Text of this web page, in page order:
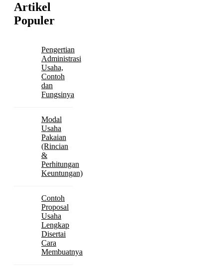
Artikel
Populer
Pengertian
Administrasi
Usaha,
Contoh
dan
Fungsinya
Modal
Usaha
Pakaian
(Rincian
&
Perhitungan
Keuntungan)
Contoh
Proposal
Usaha
Lengkap
Disertai
Cara
Membuatnya